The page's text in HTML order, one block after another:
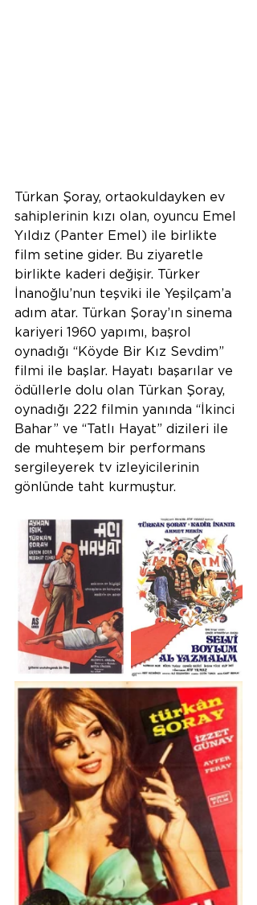
Türkan Şoray, ortaokuldayken ev
sahiplerinin kızı olan, oyuncu Emel
Yıldız (Panter Emel) ile birlikte
film setine gider. Bu ziyaretle
birlikte kaderi değişir. Türker
İnanoğlu’nun teşviki ile Yeşilçam’a
adım atar. Türkan Şoray’ın sinema
kariyeri 1960 yapımı, başrol
oynadığı “Köyde Bir Kız Sevdim”
filmi ile başlar. Hayatı başarılar ve
ödüllerle dolu olan Türkan Şoray,
oynadığı 222 filmin yanında “İkinci
Bahar” ve “Tatlı Hayat” dizileri ile
de muhteşem bir performans
sergileyerek tv izleyicilerinin
gönlünde taht kurmuştur.